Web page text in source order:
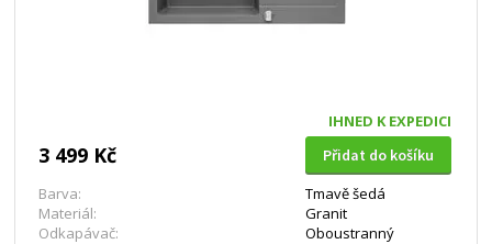
IHNED K EXPEDICI
3 499 Kč
Přidat do košíku
Barva:
Tmavě šedá
Materiál:
Granit
Odkapávač:
Oboustranný